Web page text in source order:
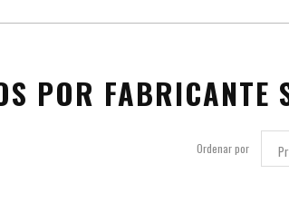
POR FABRICANTE
Ordenar por